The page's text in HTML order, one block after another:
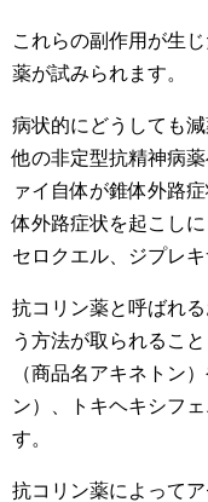
これらの副作用が生
薬が試みられます。
病状的にどうしても
他の非定型抗精神病
ァイ自体が錐体外路
体外路症状を起こし
セロクエル、ジプレ
抗コリン薬と呼ばれ
う方法が取られるこ
（商品名アキネトン
ン）、トキヘキシフ
す。
抗コリン薬によって